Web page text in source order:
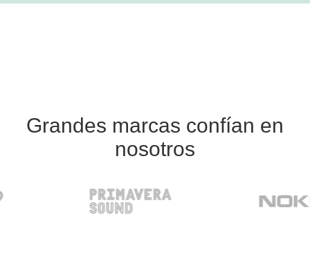
Grandes marcas confían en
nosotros